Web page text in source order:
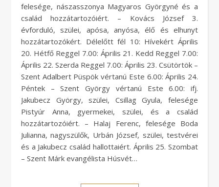
felesége, nászasszonya Magyaros Györgyné és a
család hozzátartozóiért. – Kovács József 3.
évforduló, szülei, apósa, anyósa, élő és elhunyt
hozzátartozókért. Délelőtt fél 10: Hívekért Április
20. Hétfő Reggel 7.00: Április 21. Kedd Reggel 7.00:
Április 22. Szerda Reggel 7.00: Április 23. Csütörtök –
Szent Adalbert Püspök vértanú Este 6.00: Április 24.
Péntek – Szent György vértanú Este 6.00: ifj.
Jakubecz György, szülei, Csillag Gyula, felesége
Pistyúr Anna, gyermekei, szülei, és a család
hozzátartozóiért. – Halaj Ferenc, felesége Boda
Julianna, nagyszülők, Urbán József, szülei, testvérei
és a Jakubecz család hallottaiért. Április 25. Szombat
– Szent Márk evangélista Húsvét…